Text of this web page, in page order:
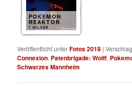
POKEMON
REAKTOR
7 BILDER
Veröffentlicht unterFotos 2018 |
Connexion, Patenbrigade: Wolff,
Schwarzes Mannheim